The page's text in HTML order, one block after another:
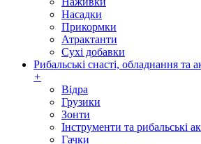
Насадки
Прикормки
Атрактанти
Сухі добавки
Рибальські снасті, обладнання та
+
Відра
Грузики
Зонти
Інструменти та рибальські
Гачки